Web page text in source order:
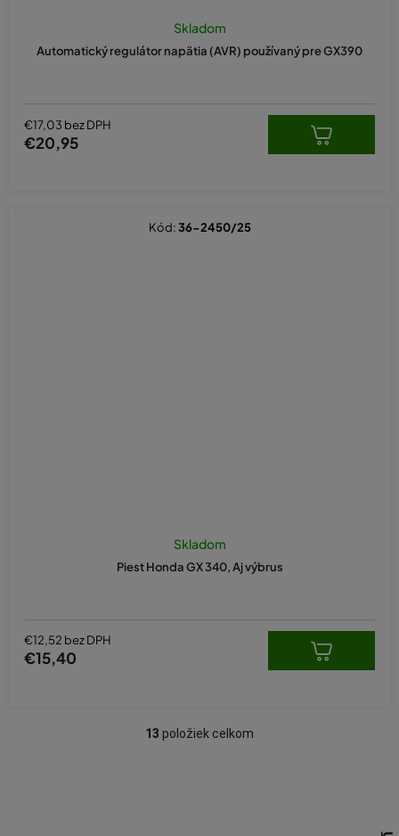
Automatický regulátor napätia (AVR) používaný pre GX390
Skladom
€17,03 bez DPH
€20,95
Piest Honda GX 340, Aj výbrus
Skladom
€12,52 bez DPH
€15,40
Kód:36-2450/25
O
13 položiek celkom